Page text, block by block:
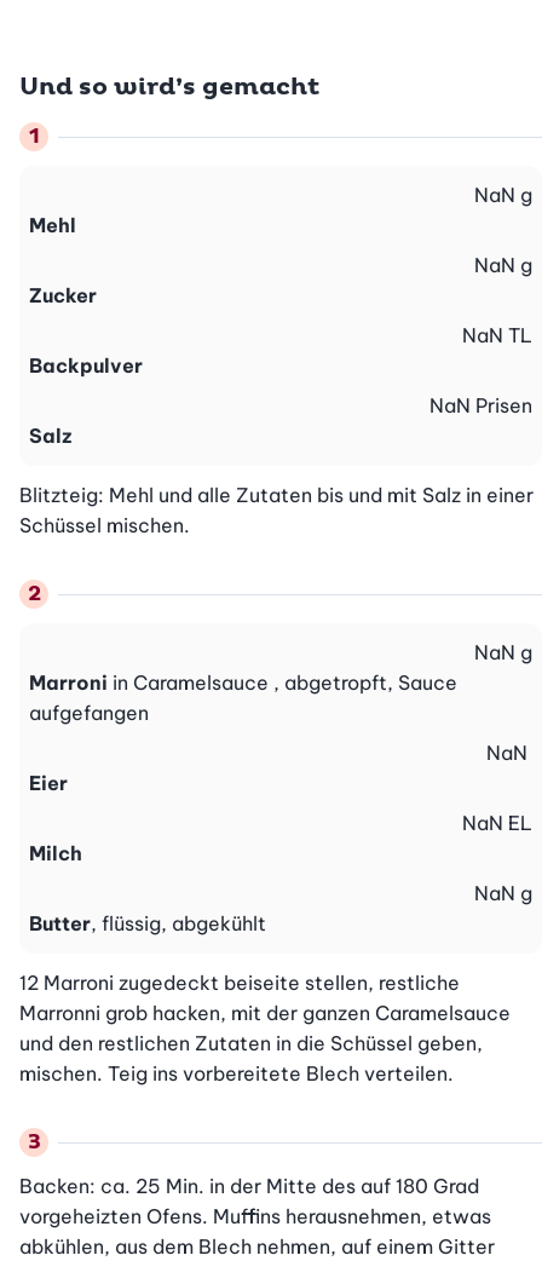
Und so wird’s gemacht
Mehl
NaN g
Zucker
NaN g
Backpulver
NaN TL
Salz
NaN Prisen
Blitzteig: Mehl und alle Zutaten bis und mit Salz in einer
Schüssel mischen.
Marroni in Caramelsauce , abgetropft, Sauce
aufgefangen
NaN g
Eier
NaN
Milch
NaN EL
Butter, flüssig, abgekühlt
NaN g
12 Marroni zugedeckt beiseite stellen, restliche
Marronni grob hacken, mit der ganzen Caramelsauce
und den restlichen Zutaten in die Schüssel geben,
mischen. Teig ins vorbereitete Blech verteilen.
Backen: ca. 25 Min. in der Mitte des auf 180 Grad
vorgeheizten Ofens. Muffins herausnehmen, etwas
abkühlen, aus dem Blech nehmen, auf einem Gitter